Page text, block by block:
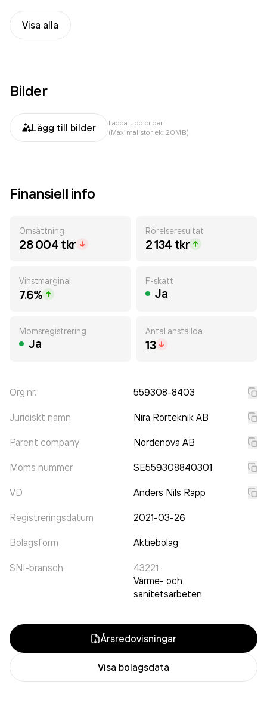
Visa alla
Bilder
Lägg till bilder
Ladda upp bilder
(Maximal storlek: 20MB)
Finansiell info
Omsättning
28 004 tkr
Rörelseresultat
2 134 tkr
Vinstmarginal
7.6%
F-skatt
Ja
Momsregistrering
Ja
Antal anställda
13
Org.nr. 559308-8403
Juridiskt namn Nira Rörteknik AB
Parent company Nordenova AB
Moms nummer SE559308840301
VD Anders Nils Rapp
Registreringsdatum 2021-03-26
Bolagsform Aktiebolag
SNI-bransch 43221 ·
Värme- och
sanitetsarbeten
Årsredovisningar
Visa bolagsdata